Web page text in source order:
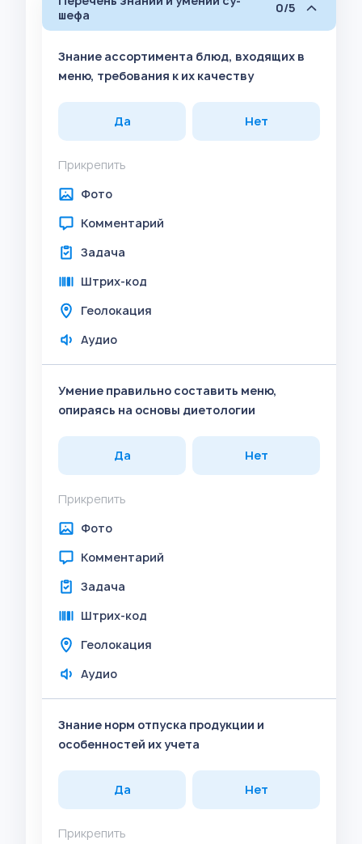
шефа
0/5
Знание ассортимента блюд, входящих в
меню, требования к их качеству
Да Нет
Прикрепить
Фото
Комментарий
Задача
Штрих-код
Геолокация
Аудио
Умение правильно составить меню,
опираясь на основы диетологии
Да Нет
Прикрепить
Фото
Комментарий
Задача
Штрих-код
Геолокация
Аудио
Знание норм отпуска продукции и
особенностей их учета
Да Нет
Прикрепить